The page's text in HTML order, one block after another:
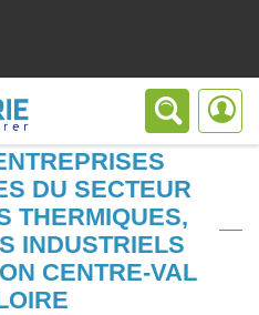
DU SECTEUR
THERMIQUES,
INDUSTRIELS
CENTRE-VAL